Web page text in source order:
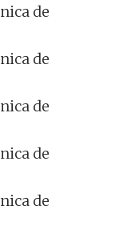
de
de
de
de
de